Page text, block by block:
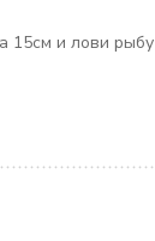
15см и лови рыбу